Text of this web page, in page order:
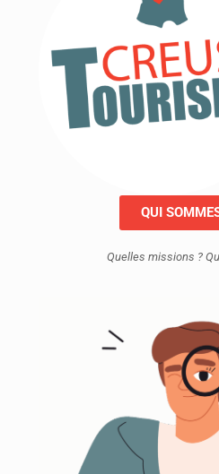
QUI
Quelles missions ?